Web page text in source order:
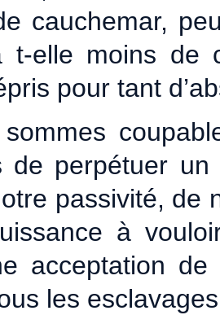
cauchemar,
t-elle moins de
pour tant
de perpétuer
passivité,
à
acceptation
les